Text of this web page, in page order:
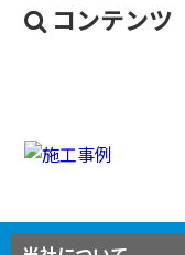
コンテンツ